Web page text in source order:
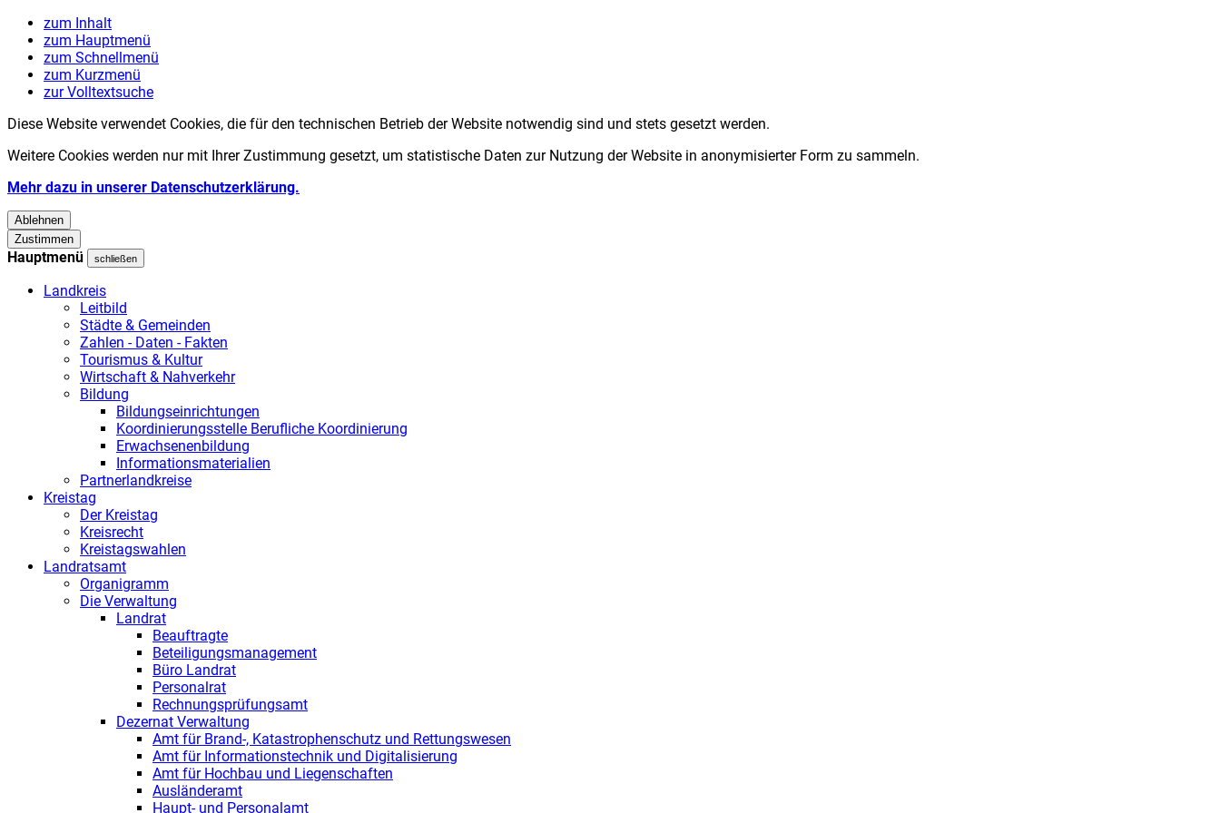
zum Inhalt
zum Hauptmenü
zum Schnellmenü
zum Kurzmenü
zur Volltextsuche
Diese Website verwendet Cookies, die für den technischen Betrieb der Website notwendig sind und stets gesetzt werden.
Weitere Cookies werden nur mit Ihrer Zustimmung gesetzt, um statistische Daten zur Nutzung der Website in anonymisierter Form zu sammeln.
Mehr dazu in unserer Datenschutzerklärung.
Ablehnen
Zustimmen
Hauptmenü schließen
Landkreis
Leitbild
Städte & Gemeinden
Zahlen - Daten - Fakten
Tourismus & Kultur
Wirtschaft & Nahverkehr
Bildung
Bildungseinrichtungen
Koordinierungsstelle Berufliche Koordinierung
Erwachsenenbildung
Informationsmaterialien
Partnerlandkreise
Kreistag
Der Kreistag
Kreisrecht
Kreistagswahlen
Landratsamt
Organigramm
Die Verwaltung
Landrat
Beauftragte
Beteiligungsmanagement
Büro Landrat
Personalrat
Rechnungsprüfungsamt
Dezernat Verwaltung
Amt für Brand-, Katastrophenschutz und Rettungswesen
Amt für Informationstechnik und Digitalisierung
Amt für Hochbau und Liegenschaften
Ausländeramt
Haupt- und Personalamt